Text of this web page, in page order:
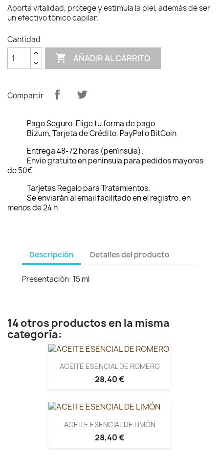
Aporta vitalidad, protege y estimula la piel, además de ser
un efectivo tónico capilar.
Cantidad
 AÑADIR AL CARRITO
Compartir
Pago Seguro. Elige tu forma de pago
Bizum, Tarjeta de Crédito, PayPal o BitCoin
Entrega 48-72 horas (península).
Envío gratuito en península para pedidos mayores
de 50€
Tarjetas Regalo para Tratamientos.
Se enviarán al email facilitado en el registro, en
menos de 24 h
Descripción Detalles del producto
Presentación: 15 ml
14 otros productos en la misma
categoría:
ACEITE ESENCIAL DE ROMERO
28,40 €
ACEITE ESENCIAL DE LIMÓN
28,40 €